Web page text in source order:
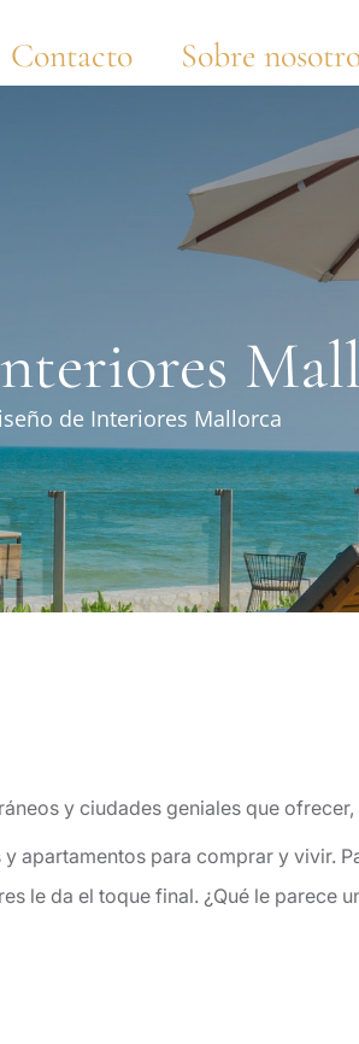
Contacto Sobre
de Interiores Mallorca
y ciudades geniales que
apartamentos para comprar y vivir.
le da el toque final. ¿Qué le parece